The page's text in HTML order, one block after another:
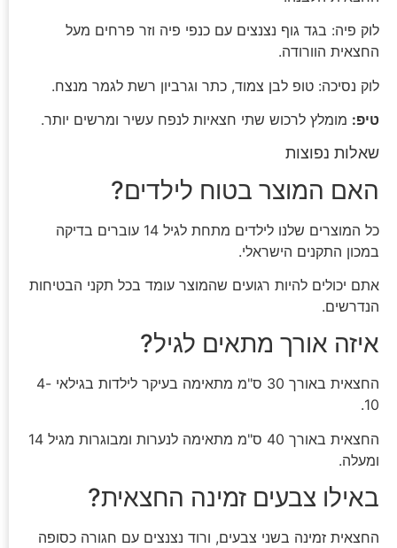
לוק פיה: בגד גוף נצנצים עם כנפי פיה וזר פרחים מעל
החצאית הוורודה.
לוק נסיכה: טופ לבן צמוד, כתר וגרביון רשת לגמר מנצח.
טיפ: מומלץ לרכוש שתי חצאיות לנפח עשיר ומרשים יותר.
שאלות נפוצות
האם המוצר בטוח לילדים?
כל המוצרים שלנו לילדים מתחת לגיל 14 עוברים בדיקה
במכון התקנים הישראלי.
אתם יכולים להיות רגועים שהמוצר עומד בכל תקני הבטיחות
הנדרשים.
איזה אורך מתאים לגיל?
החצאית באורך 30 ס"מ מתאימה בעיקר לילדות בגילאי 4-
10.
החצאית באורך 40 ס"מ מתאימה לנערות ומבוגרות מגיל 14
ומעלה.
באילו צבעים זמינה החצאית?
החצאית זמינה בשני צבעים, ורוד נצנצים עם חגורה כסופה